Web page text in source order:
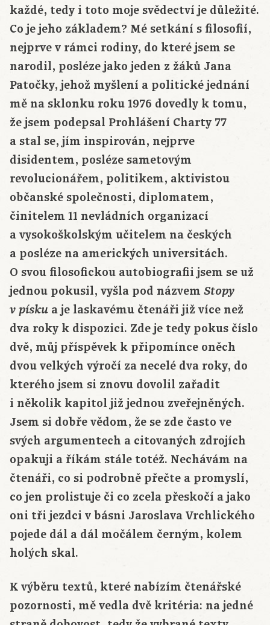
každé, tedy i toto moje svědectví je důležité.
Co je jeho základem? Mé setkání s filosofií,
nejprve v rámci rodiny, do které jsem se
narodil, posléze jako jeden z žáků Jana
Patočky, jehož myšlení a politické jednání
mě na sklonku roku 1976 dovedly k tomu,
že jsem podepsal Prohlášení Charty 77
a stal se, jím inspirován, nejprve
disidentem, posléze sametovým
revolucionářem, politikem, aktivistou
občanské společnosti, diplomatem,
činitelem 11 nevládních organizací
a vysokoškolským učitelem na českých
a posléze na amerických universitách.
O svou filosofickou autobiografii jsem se už
jednou pokusil, vyšla pod názvem Stopy
v písku a je laskavému čtenáři již více než
dva roky k dispozici. Zde je tedy pokus číslo
dvě, můj příspěvek k připomínce oněch
dvou velkých výročí za necelé dva roky, do
kterého jsem si znovu dovolil zařadit
i několik kapitol již jednou zveřejněných.
Jsem si dobře vědom, že se zde často ve
svých argumentech a citovaných zdrojích
opakuji a říkám stále totéž. Nechávám na
čtenáři, co si podrobně přečte a promyslí,
co jen prolistuje či co zcela přeskočí a jako
oni tři jezdci v básni Jaroslava Vrchlického
pojede dál a dál močálem černým, kolem
holých skal.
K výběru textů, které nabízím čtenářské
pozornosti, mě vedla dvě kritéria: na jedné